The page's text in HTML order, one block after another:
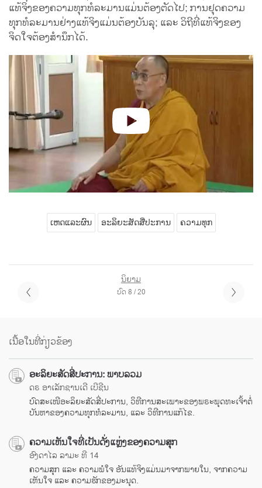
ແທ້ຈິງຂອງຄວາມທຸກທໍລະມານແມ່ນຕ້ອງຕັດໄປ; ການຢຸດຄວາມ
ທຸກທໍລະມານຢ່າງແທ້ຈິງແມ່ນຕ້ອງບັນລຸ; ແລະ ວິຖີທີ່ແທ້ຈິງຂອງ
ຈິດໃຈຕ້ອງສຳນຶກໄດ້.
ເຫດແລະຜົນ ອະລິຍະສັດສີ່ປະການ ຄວາມທຸກ
ນິຍາມ
ບົດ 8 / 20
ເນື້ອໃນທີ່ກ່ຽວຂ້ອງ
ອະລິຍະສັດສີ່ປະການ: ພາບລວມ
ດຣ ອາເລັກຊານເດີ ເບີຊີນ
ບົດສະເໜີອະລິຍະສັດສີ່ປະການ, ວິທີການສະເພາະຂອງພຣະພຸດທະເຈົ້າຕໍ່
ບັນຫາຂອງຄວາມທຸກທໍລະມານ, ແລະ ວິທີການແກ້ໄຂ.
ຄວາມເຫັນໃຈທີ່ເປັນດັ່ງແຫຼ່ງຂອງຄວາມສຸກ
ອົງດາໄລ ລາມະ ທີ 14
ຄວາມສຸກ ແລະ ຄວາມພໍໃຈ ອັນແທ້ຈິງແມ່ນມາຈາກພາຍໃນ, ຈາກຄວາມ
ເຫັນໃຈ ແລະ ຄວາມຮັກຂອງມະນຸດ.